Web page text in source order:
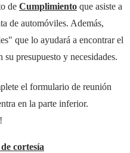
de Cumplimiento que asiste a
de automóviles. Además,
que lo ayudará a encontrar el
presupuesto y necesidades.
el formulario de reunión
en la parte inferior.
cortesía